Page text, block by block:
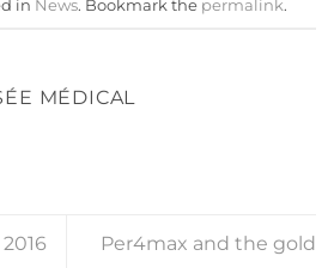
in News. Bookmark the permalink.
MÉDICAL
Per4max and the gold